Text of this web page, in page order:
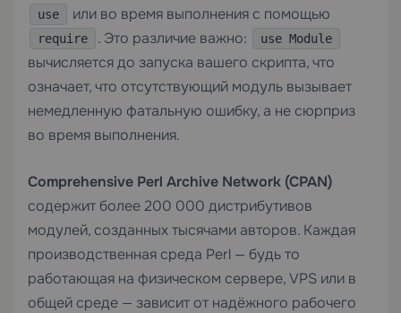
use или во время выполнения с помощью
require . Это различие важно: use Module
вычисляется до запуска вашего скрипта, что
означает, что отсутствующий модуль вызывает
немедленную фатальную ошибку, а не сюрприз
во время выполнения.
Comprehensive Perl Archive Network (CPAN)
содержит более 200 000 дистрибутивов
модулей, созданных тысячами авторов. Каждая
производственная среда Perl — будь то
работающая на физическом сервере,VPS или в
общей среде — зависит от надёжного рабочего